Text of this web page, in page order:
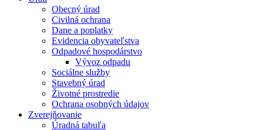
Obecný úrad
Civilná ochrana
Dane a poplatky
Evidencia obyvateľstva
Odpadové hospodárstvo
Vývoz odpadu
Sociálne služby
Stavebný úrad
Životné prostredie
Ochrana osobných údajov
Zverejňovanie
Úradná tabuľa